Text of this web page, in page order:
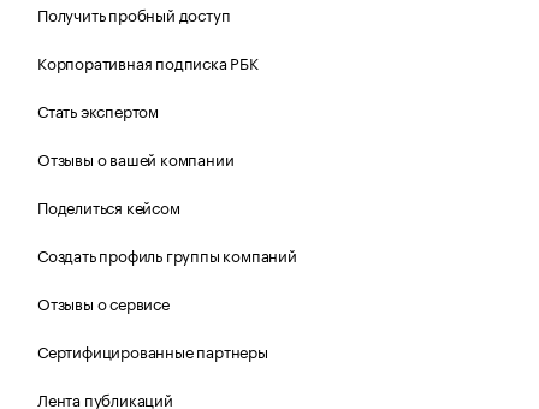
Получить пробный доступ
Корпоративная подписка РБК
Стать экспертом
Отзывы о вашей компании
Поделиться кейсом
Создать профиль группы компаний
Отзывы о сервисе
Сертифицированные партнеры
Лента публикаций